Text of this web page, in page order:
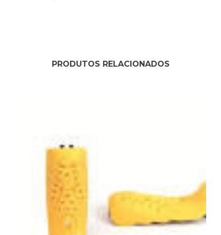
PRODUTOS RELACIONADOS